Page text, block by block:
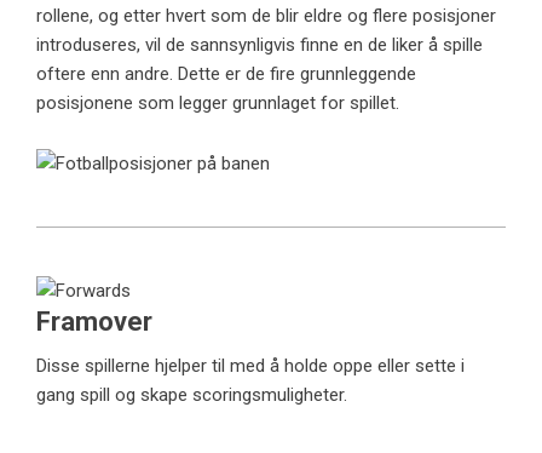
rollene, og etter hvert som de blir eldre og flere posisjoner
introduseres, vil de sannsynligvis finne en de liker å spille
oftere enn andre. Dette er de fire grunnleggende
posisjonene som legger grunnlaget for spillet.
Framover
Disse spillerne hjelper til med å holde oppe eller sette i
gang spill og skape scoringsmuligheter.